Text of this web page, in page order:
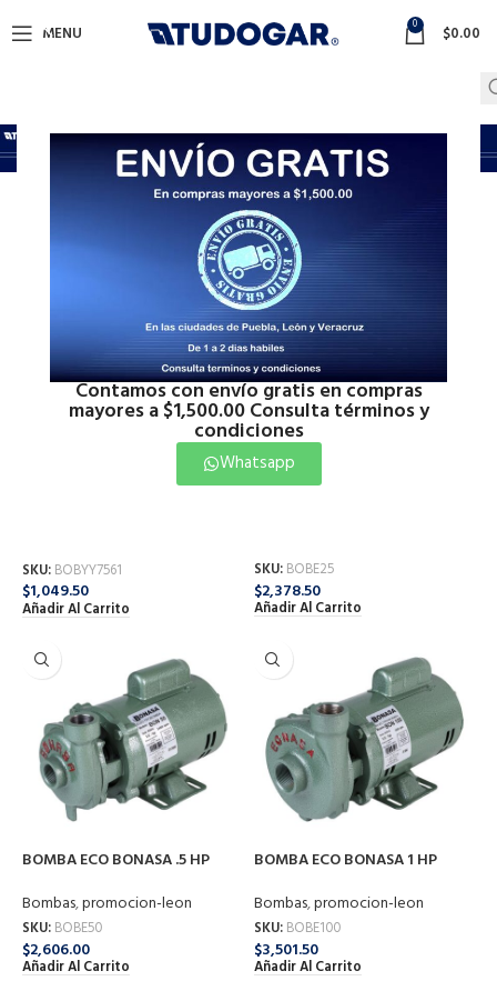
Contamos con envío gratis en compras
mayores a $1,500.00 Consulta términos y
condiciones
Whatsapp
MENU 0 $0.00
promocion-leon
promocion-leon
Mostrando 1–12 de 20 resultados
Show sidebar
SKU: BOBYY7561
$1,049.50
Añadir Al Carrito
SKU: BOBE25
$2,378.50
Añadir Al Carrito
BOMBA ECO BONASA .5 HP
Bombas,promocion-leon
SKU: BOBE50
$2,606.00
Añadir Al Carrito
BOMBA ECO BONASA 1 HP
Bombas,promocion-leon
SKU: BOBE100
$3,501.50
Añadir Al Carrito